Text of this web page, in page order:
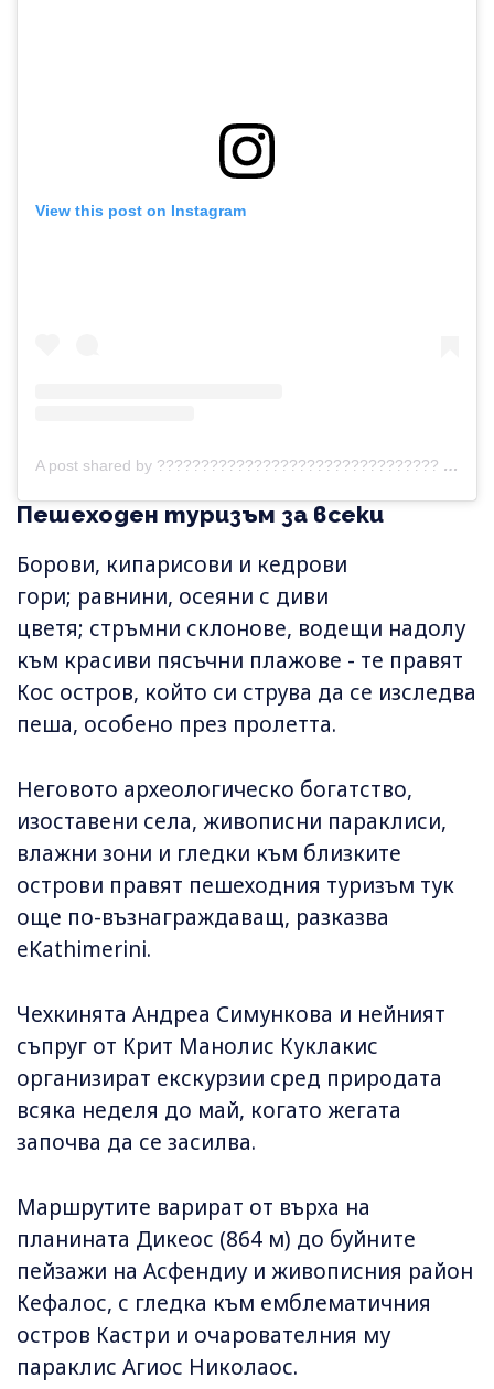
View this post on Instagram
A post shared by ???????????????????????????????? ???????????????????? ???????????????????????????? (@discovergreekculture)
Пешеходен туризъм за всеки
Борови, кипарисови и кедрови
гори; равнини, осеяни с диви
цветя; стръмни склонове, водещи надолу
към красиви пясъчни плажове - те правят
Кос остров, който си струва да се изследва
пеша, особено през пролетта.
Неговото археологическо богатство,
изоставени села, живописни параклиси,
влажни зони и гледки към близките
острови правят пешеходния туризъм тук
още по-възнаграждаващ, разказва
eKathimerini.
Чехкинята Андреа Симункова и нейният
съпруг от Крит Манолис Куклакис
организират екскурзии сред природата
всяка неделя до май, когато жегата
започва да се засилва.
Маршрутите варират от върха на
планината Дикеос (864 м) до буйните
пейзажи на Асфендиу и живописния район
Кефалос, с гледка към емблематичния
остров Кастри и очарователния му
параклис Агиос Николаос.